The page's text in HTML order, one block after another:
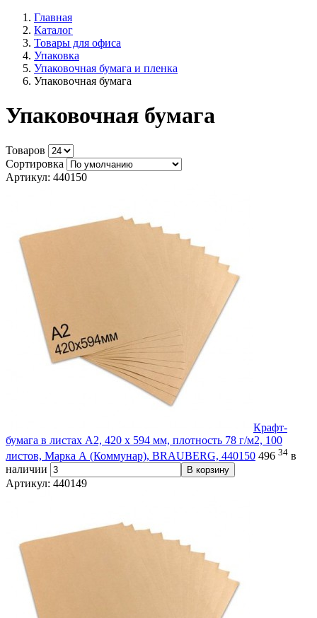
Главная
Каталог
Товары для офиса
Упаковка
Упаковочная бумага и пленка
Упаковочная бумага
Упаковочная бумага
Товаров
Сортировка
Артикул: 440150
Крафт-
бумага в листах А2, 420 х 594 мм, плотность 78 г/м2, 100
листов, Марка А (Коммунар), BRAUBERG, 440150 496 34 в
наличии
В корзину
Артикул: 440149